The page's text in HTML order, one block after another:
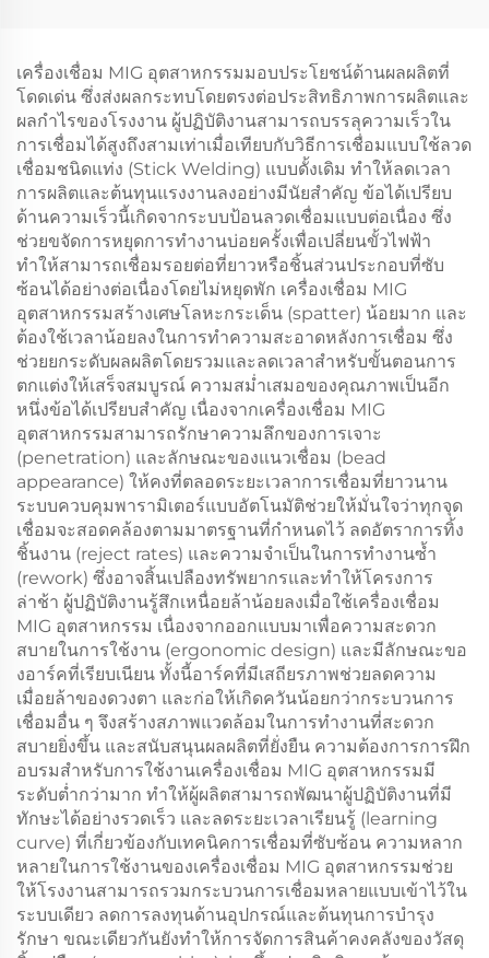
เครื่องเชื่อม MIG อุตสาหกรรมมอบประโยชน์ด้านผลผลิตที่
โดดเด่น ซึ่งส่งผลกระทบโดยตรงต่อประสิทธิภาพการผลิตและ
ผลกำไรของโรงงาน ผู้ปฏิบัติงานสามารถบรรลุความเร็วใน
การเชื่อมได้สูงถึงสามเท่าเมื่อเทียบกับวิธีการเชื่อมแบบใช้ลวด
เชื่อมชนิดแท่ง (Stick Welding) แบบดั้งเดิม ทำให้ลดเวลา
การผลิตและต้นทุนแรงงานลงอย่างมีนัยสำคัญ ข้อได้เปรียบ
ด้านความเร็วนี้เกิดจากระบบป้อนลวดเชื่อมแบบต่อเนื่อง ซึ่ง
ช่วยขจัดการหยุดการทำงานบ่อยครั้งเพื่อเปลี่ยนขั้วไฟฟ้า
ทำให้สามารถเชื่อมรอยต่อที่ยาวหรือชิ้นส่วนประกอบที่ซับ
ซ้อนได้อย่างต่อเนื่องโดยไม่หยุดพัก เครื่องเชื่อม MIG
อุตสาหกรรมสร้างเศษโลหะกระเด็น (spatter) น้อยมาก และ
ต้องใช้เวลาน้อยลงในการทำความสะอาดหลังการเชื่อม ซึ่ง
ช่วยยกระดับผลผลิตโดยรวมและลดเวลาสำหรับขั้นตอนการ
ตกแต่งให้เสร็จสมบูรณ์ ความสม่ำเสมอของคุณภาพเป็นอีก
หนึ่งข้อได้เปรียบสำคัญ เนื่องจากเครื่องเชื่อม MIG
อุตสาหกรรมสามารถรักษาความลึกของการเจาะ
(penetration) และลักษณะของแนวเชื่อม (bead
appearance) ให้คงที่ตลอดระยะเวลาการเชื่อมที่ยาวนาน
ระบบควบคุมพารามิเตอร์แบบอัตโนมัติช่วยให้มั่นใจว่าทุกจุด
เชื่อมจะสอดคล้องตามมาตรฐานที่กำหนดไว้ ลดอัตราการทิ้ง
ชิ้นงาน (reject rates) และความจำเป็นในการทำงานซ้ำ
(rework) ซึ่งอาจสิ้นเปลืองทรัพยากรและทำให้โครงการ
ล่าช้า ผู้ปฏิบัติงานรู้สึกเหนื่อยล้าน้อยลงเมื่อใช้เครื่องเชื่อม
MIG อุตสาหกรรม เนื่องจากออกแบบมาเพื่อความสะดวก
สบายในการใช้งาน (ergonomic design) และมีลักษณะขอ
งอาร์คที่เรียบเนียน ทั้งนี้อาร์คที่มีเสถียรภาพช่วยลดความ
เมื่อยล้าของดวงตา และก่อให้เกิดควันน้อยกว่ากระบวนการ
เชื่อมอื่น ๆ จึงสร้างสภาพแวดล้อมในการทำงานที่สะดวก
สบายยิ่งขึ้น และสนับสนุนผลผลิตที่ยั่งยืน ความต้องการการฝึก
อบรมสำหรับการใช้งานเครื่องเชื่อม MIG อุตสาหกรรมมี
ระดับต่ำกว่ามาก ทำให้ผู้ผลิตสามารถพัฒนาผู้ปฏิบัติงานที่มี
ทักษะได้อย่างรวดเร็ว และลดระยะเวลาเรียนรู้ (learning
curve) ที่เกี่ยวข้องกับเทคนิคการเชื่อมที่ซับซ้อน ความหลาก
หลายในการใช้งานของเครื่องเชื่อม MIG อุตสาหกรรมช่วย
ให้โรงงานสามารถรวมกระบวนการเชื่อมหลายแบบเข้าไว้ใน
ระบบเดียว ลดการลงทุนด้านอุปกรณ์และต้นทุนการบำรุง
รักษา ขณะเดียวกันยังทำให้การจัดการสินค้าคงคลังของวัสดุ